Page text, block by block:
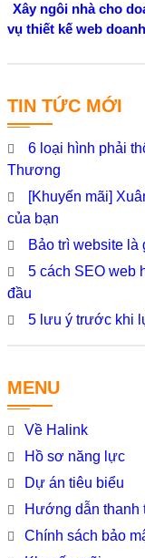
TIN TỨC MỚI
6 loại hình phải
Thương
[Khuyến mãi]
của bạn
Bảo trì website là
5 cách SEO web
đầu
5 lưu ý trước khi
MENU
Về Halink
Hồ sơ năng lực
Dự án tiêu biểu
Hướng dẫn thanh
Chính sách bảo
Xây ngôi nhà cho
vụ thiết kế web